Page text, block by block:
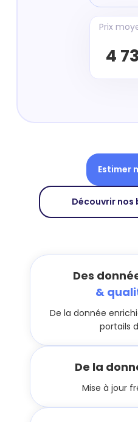
Prix
4
Estimer
Découvrir nos
Des
&
De la donnée
portails
De la
Mise à jour